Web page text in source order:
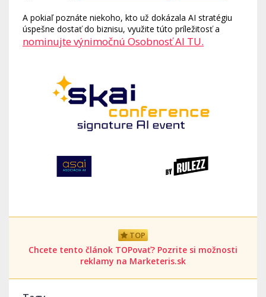
A pokiaľ poznáte niekoho, kto už dokázala AI stratégiu
úspešne dostať do biznisu, využite túto príležitosť a
nominujte výnimočnú Osobnosť AI TU.
TOP
Chcete tento článok TOPovať? Pozrite si možnosti
reklamy na Marketeris.sk